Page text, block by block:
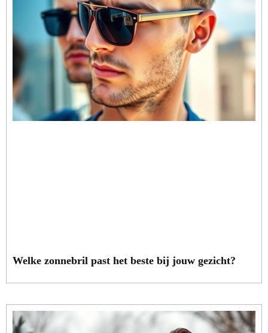
Welke zonnebril past het beste bij jouw gezicht?